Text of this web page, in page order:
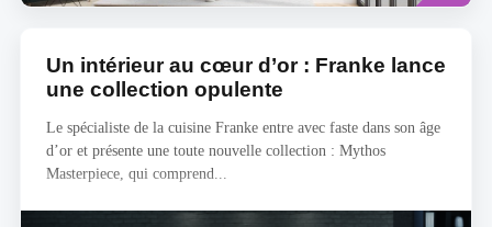
Un intérieur au cœur d’or : Franke lance
une collection opulente
Le spécialiste de la cuisine Franke entre avec faste dans son âge
d’or et présente une toute nouvelle collection : Mythos
Masterpiece, qui comprend...